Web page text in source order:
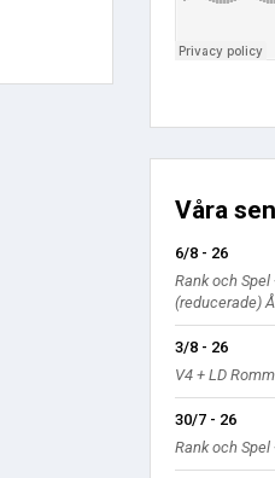
Våra
6/8 - 26
Rank och
(reducerade)
3/8 - 26
V4 + LD
30/7 - 26
Rank och Spel